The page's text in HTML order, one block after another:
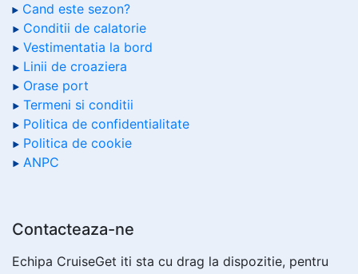
Cand este sezon?
Conditii de calatorie
Vestimentatia la bord
Linii de croaziera
Orase port
Termeni si conditii
Politica de confidentialitate
Politica de cookie
ANPC
Contacteaza-ne
Echipa CruiseGet iti sta cu drag la dispozitie, pentru